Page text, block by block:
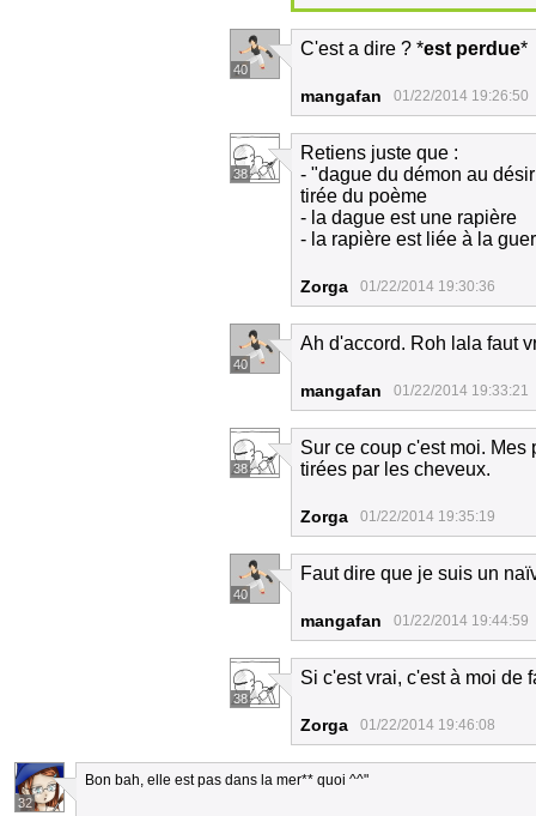
40
C'est a dire ? *est perdue*
mangafan 01/22/2014 19:26:50
38
Retiens juste que :
- "dague du démon au
tirée du poème
- la dague est une rapière
- la rapière est liée à la
Zorga 01/22/2014 19:30:36
40
Ah d'accord. Roh lala faut
mangafan 01/22/2014 19:33:21
38
Sur ce coup c'est moi.
tirées par les cheveux.
Zorga 01/22/2014 19:35:19
40
Faut dire que je suis un
mangafan 01/22/2014 19:44:59
38
Si c'est vrai, c'est à moi de
Zorga 01/22/2014 19:46:08
32
Bon bah, elle est pas dans la mer** quoi ^^"